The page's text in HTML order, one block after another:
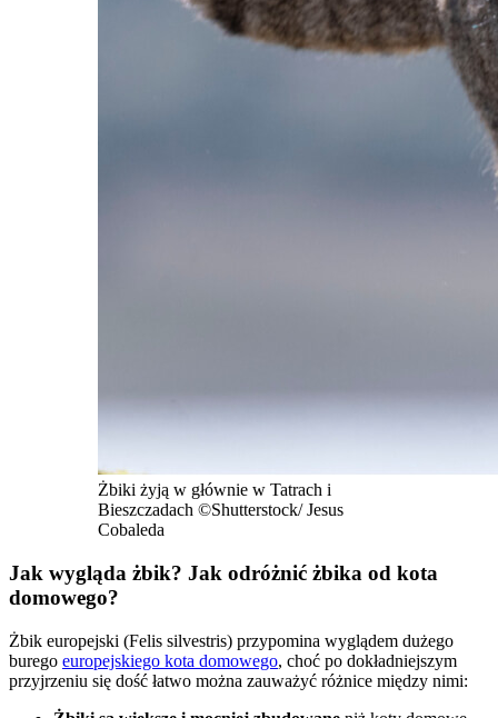
Żbiki żyją w głównie w Tatrach i
Bieszczadach ©Shutterstock/ Jesus
Cobaleda
Jak wygląda żbik? Jak odróżnić żbika od kota
domowego?
Żbik europejski (Felis silvestris) przypomina wyglądem dużego
burego europejskiego kota domowego, choć po dokładniejszym
przyjrzeniu się dość łatwo można zauważyć różnice między nimi: